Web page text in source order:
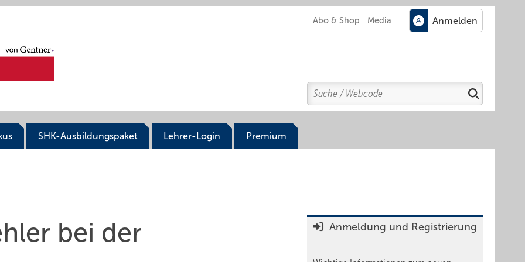
Abo & Shop Media
Search
Suchen
SHK-Ausbildungspaket Lehrer-Login Premium
bei der
Anmeldung und Registrierung